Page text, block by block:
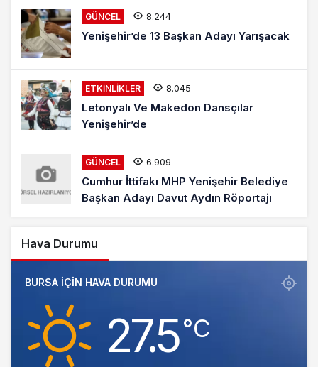
GÜNCEL 8.244
Yenişehir’de 13 Başkan Adayı Yarışacak
ETKINLIKLER 8.045
Letonyalı Ve Makedon Dansçılar
Yenişehir’de
GÜNCEL 6.909
Cumhur İttifakı MHP Yenişehir Belediye
Başkan Adayı Davut Aydın Röportajı
Hava Durumu
BURSA IÇIN HAVA DURUMU
27.5‎°C